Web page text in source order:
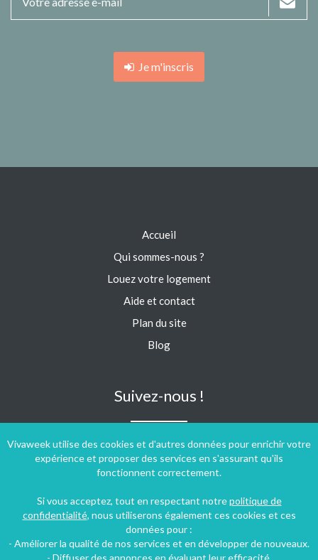
Je m'inscris
Vivaweek utilise des cookies et d'autres données pour enrichir votre
expérience et proposer des services en s'assurant qu'ils
fonctionnent correctement.
Si vous acceptez, tout en respectant notrepolitique de
confidentialité, nous utiliserons également ces cookies et ces
données pour :
- Améliorer la qualité de nos services et en développer de nouveaux.
- Diffuser des annonces en évaluant leur efficacité.
Accueil
Qui sommes-nous ?
Louez votre logement
Aide et contact
Plan du site
Blog
Suivez-nous !